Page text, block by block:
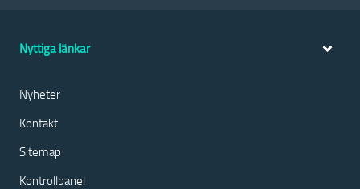
Nyttiga länkar
Nyheter
Kontakt
Sitemap
Kontrollpanel